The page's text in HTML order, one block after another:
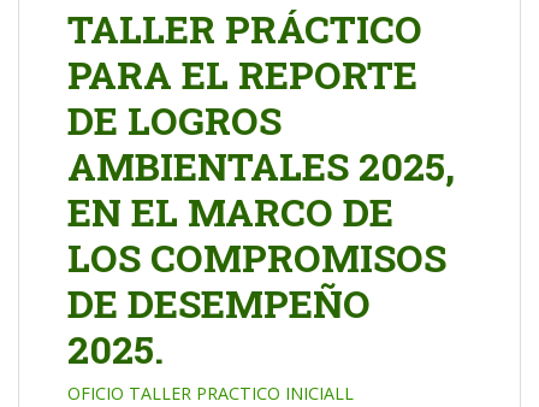
TALLER PRÁCTICO
PARA EL REPORTE
DE LOGROS
AMBIENTALES 2025,
EN EL MARCO DE
LOS COMPROMISOS
DE DESEMPEÑO
2025.
OFICIO TALLER PRACTICO INICIALL